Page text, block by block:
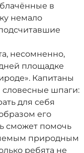
в
немало
несомненно,
площадке
Капитаны
словесные шпаги:
для себя
его
сможет помочь
природным
ребята не